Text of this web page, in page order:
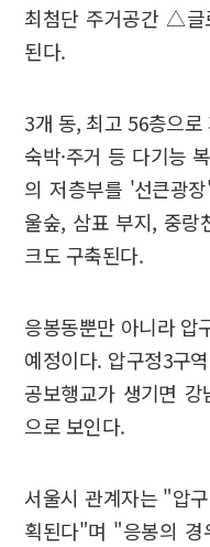
최첨단 주거공간 △글
된다.
3개 동, 최고 56층으로
숙박·주거 등 다기능
의 저층부를 '선큰광
울숲, 삼표 부지, 중랑
크도 구축된다.
응봉동뿐만 아니라 압
예정이다. 압구정3구
공보행교가 생기면
으로 보인다.
서울시 관계자는 "압
획된다"며 "응봉의 경